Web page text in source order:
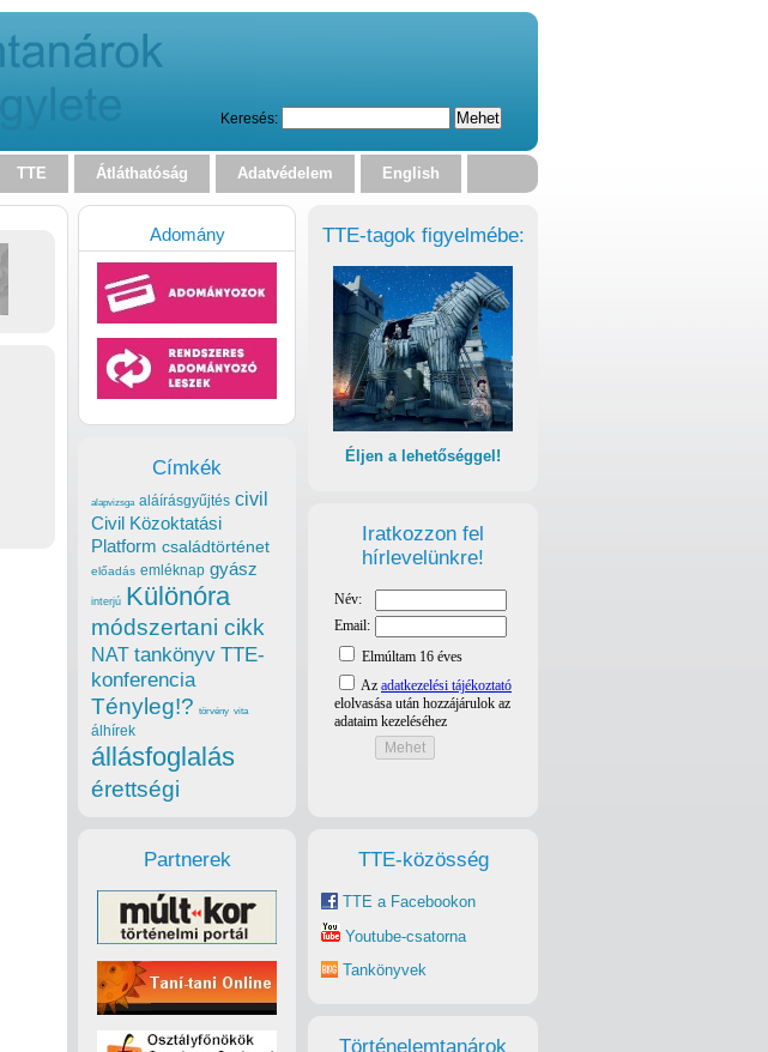
Keresés:
TTE Átláthatóság Adatvédelem English
TTE-tagok figyelmébe:
Éljen a lehetőséggel!
Iratkozzon fel
hírlevelünkre!
TTE-közösség
TTE a Facebookon
Youtube-csatorna
Tankönyvek
Történelemtanárok
Adomány
Címkék
alapvizsga aláírásgyűjtés civil
Civil Közoktatási
Platform családtörténet
előadás emléknap gyász
interjú Különóra
módszertani cikk
NAT tankönyv TTE-
konferencia
Tényleg!? törvény vita
álhírek
állásfoglalás
érettségi
Partnerek